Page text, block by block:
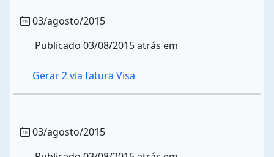
03/agosto/2015
Publicado 03/08/2015 atrás em
Gerar 2 via fatura Visa
03/agosto/2015